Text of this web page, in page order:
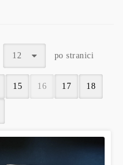
12 po stranici
15 16 17 18